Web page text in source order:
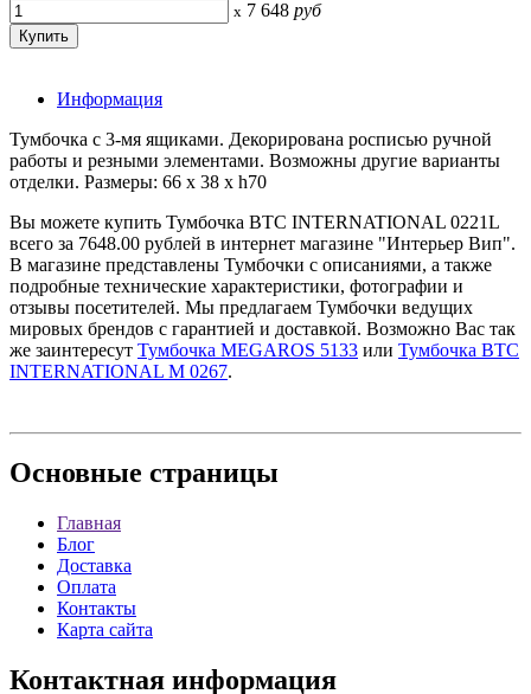
x 7 648 руб
Информация
Тумбочка с 3-мя ящиками. Декорирована росписью ручной
работы и резными элементами. Возможны другие варианты
отделки. Размеры: 66 x 38 x h70
Вы можете купить Тумбочка BTC INTERNATIONAL 0221L
всего за 7648.00 рублей в интернет магазине "Интерьер Вип".
В магазине представлены Тумбочки с описаниями, а также
подробные технические характеристики, фотографии и
отзывы посетителей. Мы предлагаем Тумбочки ведущих
мировых брендов с гарантией и доставкой. Возможно Вас так
же заинтересут Тумбочка MEGAROS 5133 или Тумбочка BTC
INTERNATIONAL M 0267.
Основные страницы
Главная
Блог
Доставка
Оплата
Контакты
Карта сайта
Контактная информация